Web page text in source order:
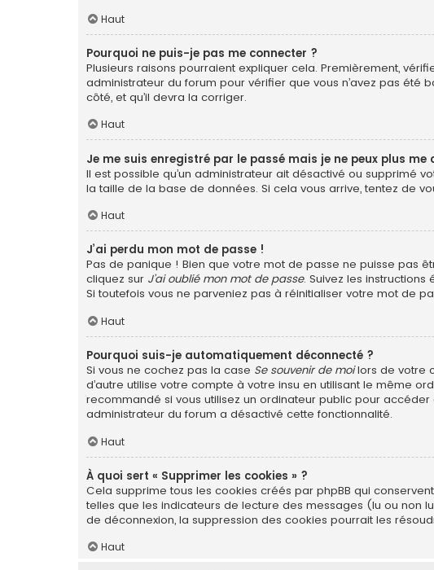
Haut
Pourquoi ne puis-je pas me connecter ?
Plusieurs raisons pourraient expliquer cela. Premièrement,
administrateur du forum pour vérifier que vous n’avez pas
côté, et qu’il devra la corriger.
Haut
Je me suis enregistré par le passé mais je ne peux plus me
Il est possible qu’un administrateur ait désactivé ou supprimé
la taille de la base de données. Si cela vous arrive, tentez de
Haut
J’ai perdu mon mot de passe !
Pas de panique ! Bien que votre mot de passe ne puisse pas
cliquez sur J’ai oublié mon mot de passe. Suivez les
Si toutefois vous ne parveniez pas à réinitialiser votre mot de
Haut
Pourquoi suis-je automatiquement déconnecté ?
Si vous ne cochez pas la case Se souvenir de moilors de votre
d’autre utilise votre compte à votre insu en utilisant le même
recommandé si vous utilisez un ordinateur public pour
administrateur du forum a désactivé cette fonctionnalité.
Haut
À quoi sert « Supprimer les cookies » ?
Cela supprime tous les cookies créés par phpBB qui
telles que les indicateurs de lecture des messages (lu ou non
de déconnexion, la suppression des cookies pourrait les
Haut